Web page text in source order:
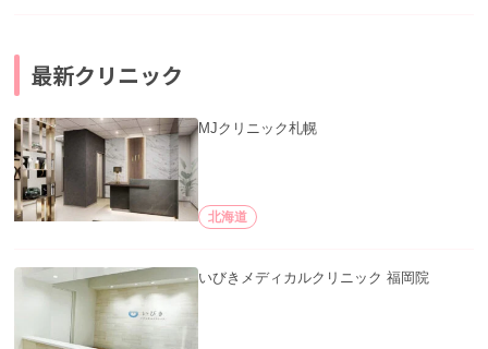
最新クリニック
MJクリニック札幌
北海道
いびきメディカルクリニック 福岡院